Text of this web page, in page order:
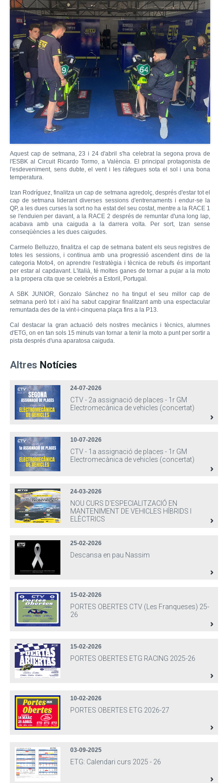
Aquest cap de setmana, 23 i 24 d'abril s'ha celebrat la segona prova de
l'ESBK al Circuit Ricardo Tormo, a València. El principal protagonista de
l'esdeveniment, sens dubte, el vent i les ràfegues sota el sol i una bona
temperatura.
Izan Rodríguez, finalitza un cap de setmana agredolç, després d'estar tot el
cap de setmana liderant diverses sessions d'entrenaments i endur-se la
QP, a les dues curses la sort no ha estat del seu costat, mentre a la RACE 1
se l'enduien per davant, a la RACE 2 després de remuntar d'una long lap,
acabava amb una caiguda a la darrera volta. Per sort, Izan sense
conseqüències a les dues caigudes.
Carmelo Belluzzo, finalitza el cap de setmana batent els seus registres de
totes les sessions, i continua amb una progressió ascendent dins de la
categoria Moto4, on aprendre l'estratègia i tècnica de rebufs és important
per estar al capdavant. L'italià, té moltes ganes de tornar a pujar a la moto
a la propera cita que se celebrés a Estoril, Portugal.
A SBK JUNIOR, Gonzalo Sánchez no ha tingut el seu millor cap de
setmana però tot i així ha sabut capgirar finalitzant amb una espectacular
remuntada des de la vint-i-cinquena plaça fins a la P13.
Cal destacar la gran actuació dels nostres mecànics i tècnics, alumnes
d'ETG, on en tan sols 15 minuts van tornar a tenir la moto a punt per sortir a
pista després d'una aparatosa caiguda.
Altres Notícies
24-07-2026
CTV - 2a assignació de places - 1r GM
Electromecànica de vehicles (concertat)
10-07-2026
CTV - 1a assignació de places - 1r GM
Electromecànica de vehicles (concertat)
24-03-2026
NOU CURS D'ESPECIALITZACIÓ EN
MANTENIMENT DE VEHICLES HÍBRIDS I
ELÈCTRICS
25-02-2026
Descansa en pau Nassim
15-02-2026
PORTES OBERTES CTV (Les Franqueses) 25-
26
15-02-2026
PORTES OBERTES ETG RACING 2025-26
10-02-2026
PORTES OBERTES ETG 2026-27
03-09-2025
ETG: Calendari curs 2025 - 26